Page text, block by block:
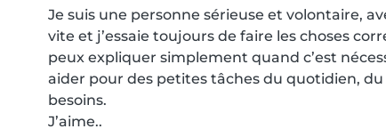
Je suis une personne sérieuse et volontaire,
vite et j’essaie toujours de faire les choses
peux expliquer simplement quand c’est
aider pour des petites tâches du quotidien,
besoins.
J’aime..